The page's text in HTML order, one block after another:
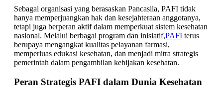
Sebagai organisasi yang berasaskan Pancasila, PAFI tidak
hanya memperjuangkan hak dan kesejahteraan anggotanya,
tetapi juga berperan aktif dalam memperkuat sistem kesehatan
nasional. Melalui berbagai program dan inisiatif,PAFI terus
berupaya mengangkat kualitas pelayanan farmasi,
memperluas edukasi kesehatan, dan menjadi mitra strategis
pemerintah dalam pengambilan kebijakan kesehatan.
Peran Strategis PAFI dalam Dunia Kesehatan